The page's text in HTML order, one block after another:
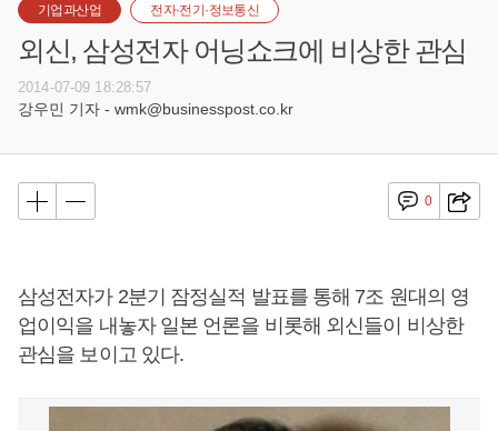
기업과산업 전자·전기·정보통신
외신, 삼성전자 어닝쇼크에 비상한 관심
2014-07-09 18:28:57
강우민 기자 - wmk@businesspost.co.kr
0
삼성전자가 2분기 잠정실적 발표를 통해 7조 원대의 영
업이익을 내놓자 일본 언론을 비롯해 외신들이 비상한
관심을 보이고 있다.